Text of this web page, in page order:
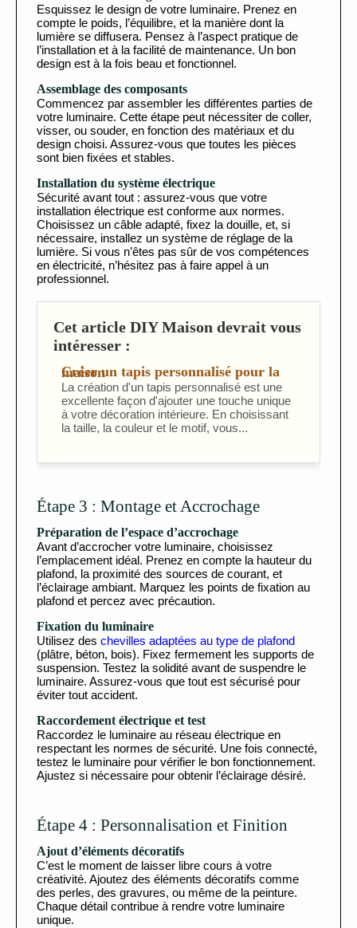
Esquissez le design de votre luminaire. Prenez en
compte le poids, l’équilibre, et la manière dont la
lumière se diffusera. Pensez à l’aspect pratique de
l’installation et à la facilité de maintenance. Un bon
design est à la fois beau et fonctionnel.
Assemblage des composants
Commencez par assembler les différentes parties de
votre luminaire. Cette étape peut nécessiter de coller,
visser, ou souder, en fonction des matériaux et du
design choisi. Assurez-vous que toutes les pièces
sont bien fixées et stables.
Installation du système électrique
Sécurité avant tout : assurez-vous que votre
installation électrique est conforme aux normes.
Choisissez un câble adapté, fixez la douille, et, si
nécessaire, installez un système de réglage de la
lumière. Si vous n’êtes pas sûr de vos compétences
en électricité, n’hésitez pas à faire appel à un
professionnel.
Cet article DIY Maison devrait vous
intéresser :
Créer un tapis personnalisé pour la maison
La création d'un tapis personnalisé est une
excellente façon d'ajouter une touche unique
à votre décoration intérieure. En choisissant
la taille, la couleur et le motif, vous...
Étape 3 : Montage et Accrochage
Préparation de l’espace d’accrochage
Avant d’accrocher votre luminaire, choisissez
l’emplacement idéal. Prenez en compte la hauteur du
plafond, la proximité des sources de courant, et
l’éclairage ambiant. Marquez les points de fixation au
plafond et percez avec précaution.
Fixation du luminaire
Utilisez des chevilles adaptées au type de plafond
(plâtre, béton, bois). Fixez fermement les supports de
suspension. Testez la solidité avant de suspendre le
luminaire. Assurez-vous que tout est sécurisé pour
éviter tout accident.
Raccordement électrique et test
Raccordez le luminaire au réseau électrique en
respectant les normes de sécurité. Une fois connecté,
testez le luminaire pour vérifier le bon fonctionnement.
Ajustez si nécessaire pour obtenir l’éclairage désiré.
Étape 4 : Personnalisation et Finition
Ajout d’éléments décoratifs
C’est le moment de laisser libre cours à votre
créativité. Ajoutez des éléments décoratifs comme
des perles, des gravures, ou même de la peinture.
Chaque détail contribue à rendre votre luminaire
unique.